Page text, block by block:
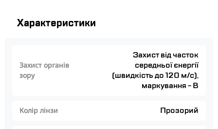
Характеристики
Захист органів
зору
Захист від часток
середньої єнергії
(швидкість до 120 м/с),
маркування - В
Колір лінзи Прозорий